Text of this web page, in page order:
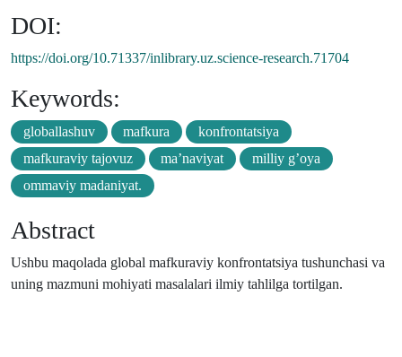
DOI:
https://doi.org/10.71337/inlibrary.uz.science-research.71704
Keywords:
globallashuv mafkura
konfrontatsiya
mafkuraviy tajovuz
ma’naviyat
milliy g’oya
ommaviy madaniyat.
Abstract
Ushbu maqolada global mafkuraviy konfrontatsiya tushunchasi va
uning mazmuni mohiyati masalalari ilmiy tahlilga tortilgan.